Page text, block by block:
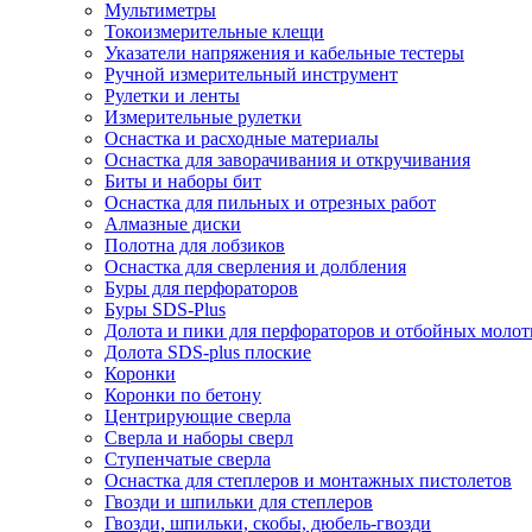
Мультиметры
Токоизмерительные клещи
Указатели напряжения и кабельные тестеры
Ручной измерительный инструмент
Рулетки и ленты
Измерительные рулетки
Оснастка и расходные материалы
Оснастка для заворачивания и откручивания
Биты и наборы бит
Оснастка для пильных и отрезных работ
Алмазные диски
Полотна для лобзиков
Оснастка для сверления и долбления
Буры для перфораторов
Буры SDS-Plus
Долота и пики для перфораторов и отбойных
Долота SDS-plus плоские
Коронки
Коронки по бетону
Центрирующие сверла
Сверла и наборы сверл
Ступенчатые сверла
Оснастка для степлеров и монтажных пистолетов
Гвозди и шпильки для степлеров
Гвозди, шпильки, скобы, дюбель-гвозди